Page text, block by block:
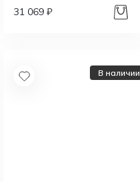
31 069 ₽
В наличии